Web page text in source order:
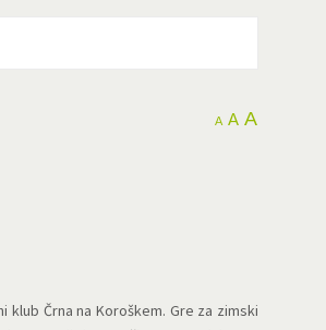
A A A
Črna na Koroškem. Gre za zimski